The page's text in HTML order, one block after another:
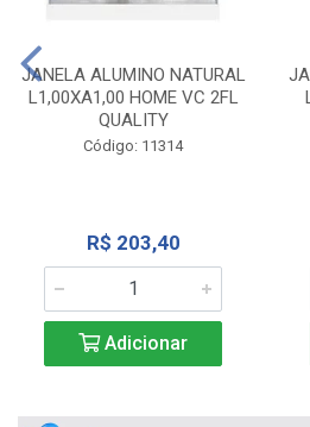
JANELA ALUMINO NATURAL
L1,00XA1,00 HOME VC 2FL
QUALITY
Código: 11314
R$ 203,40
Adicionar